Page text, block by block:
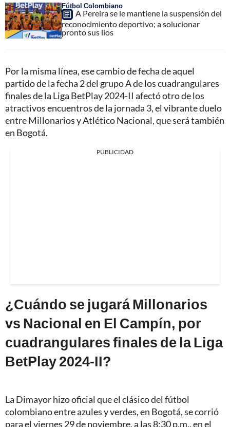
Fútbol Colombiano
A Pereira se le mantiene la suspensión del
reconocimiento deportivo; a solucionar
pronto sus líos
Por la misma línea, ese cambio de fecha de aquel
partido de la fecha 2 del grupo A de los cuadrangulares
finales de la Liga BetPlay 2024-II afectó otro de los
atractivos encuentros de la jornada 3, el vibrante duelo
entre Millonarios y Atlético Nacional, que será también
en Bogotá.
PUBLICIDAD
¿Cuándo se jugará Millonarios
vs Nacional en El Campín, por
cuadrangulares finales de la Liga
BetPlay 2024-II?
La Dimayor hizo oficial que el clásico del fútbol
colombiano entre azules y verdes, en Bogotá, se corrió
para el viernes 29 de noviembre, a las 8:30 p.m., en el